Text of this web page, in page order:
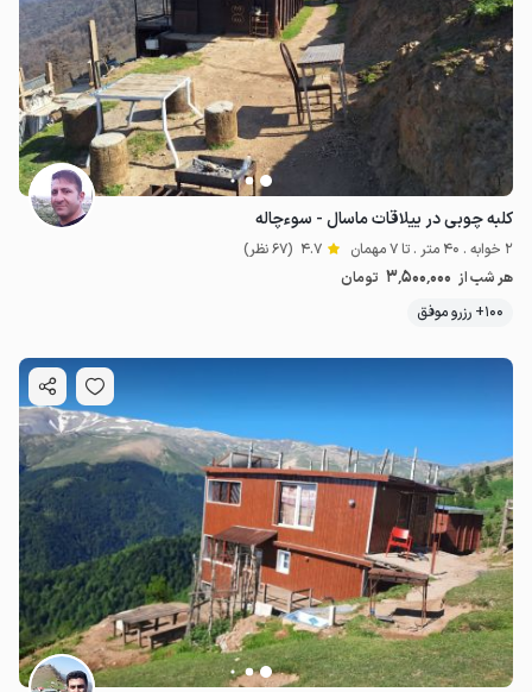
کلبه چوبی در ییلاقات ماسال - سوءچاله
2 خوابه . 40 متر . تا 7 مهمان 4.7 (67 نظر)
هر شب از 3٬500٬000 تومان
100+ رزرو موفق